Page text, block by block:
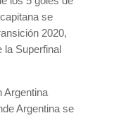
se
2020,
la Superfinal
Argentina
Argentina se